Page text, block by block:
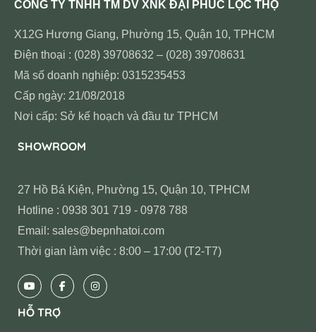
CÔNG TY TNHH TM DV XNK ĐẠI PHÚC LỘC THỌ
X12G Hương Giang, Phường 15, Quận 10, TPHCM
Điện thoại : (028) 39708632 – (028) 39708631
Mã số doanh nghiệp: 0315235453
Cấp ngày: 21/08/2018
Nơi cấp: Sở kế hoạch và đầu tư TPHCM
SHOWROOM
27 Hồ Bá Kiện, Phường 15, Quận 10, TPHCM
Hotline : 0938 301 719 - 0978 788
Email: sales@bepnhatoi.com
Thời gian làm việc : 8:00 – 17:00 (T2-T7)
HỖ TRỢ